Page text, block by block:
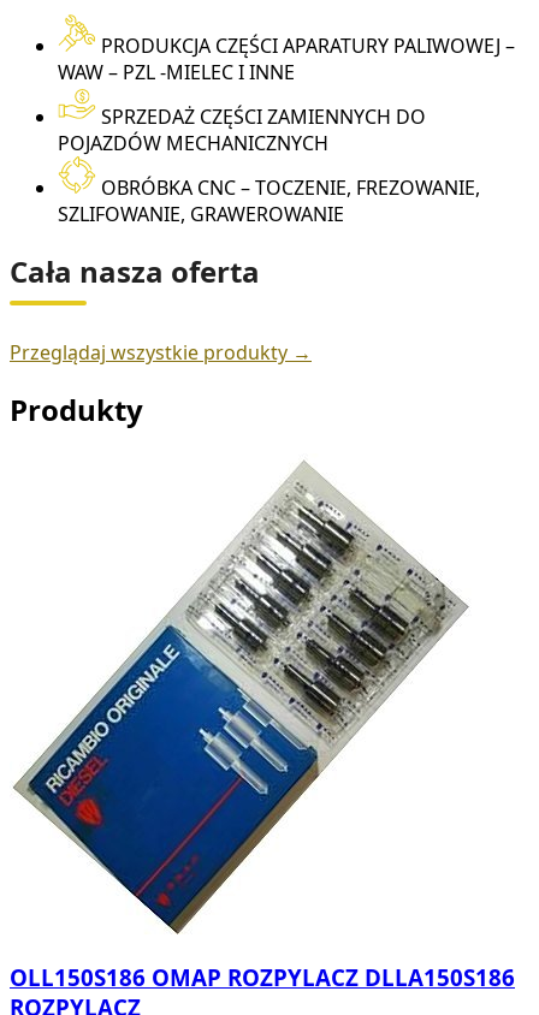
PRODUKCJA CZĘŚCI APARATURY PALIWOWEJ –
WAW – PZL -MIELEC I INNE
SPRZEDAŻ CZĘŚCI ZAMIENNYCH DO
POJAZDÓW MECHANICZNYCH
OBRÓBKA CNC – TOCZENIE, FREZOWANIE,
SZLIFOWANIE, GRAWEROWANIE
Cała nasza oferta
Przeglądaj wszystkie produkty →
Produkty
OLL150S186 OMAP ROZPYLACZ DLLA150S186
ROZPYLACZ